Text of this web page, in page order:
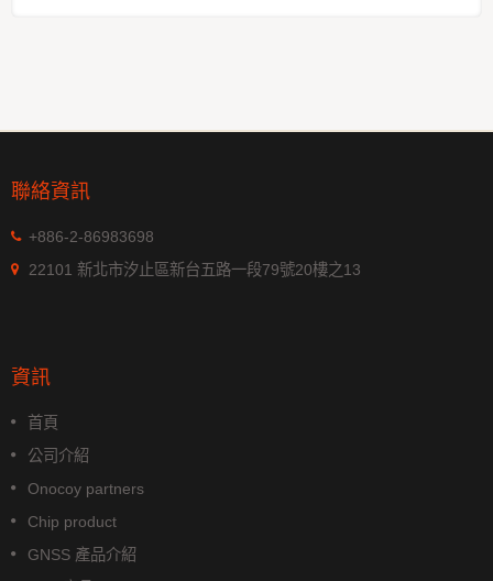
聯絡資訊
+886-2-86983698
22101 新北市汐止區新台五路一段79號20樓之13
資訊
首頁
公司介紹
Onocoy partners
Chip product
GNSS 產品介紹